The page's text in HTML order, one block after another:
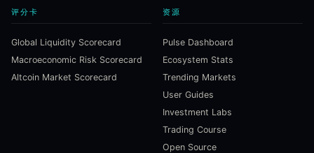
评分卡
Global Liquidity Scorecard
Macroeconomic Risk Scorecard
Altcoin Market Scorecard
资源
Pulse Dashboard
Ecosystem Stats
Trending Markets
User Guides
Investment Labs
Trading Course
Open Source